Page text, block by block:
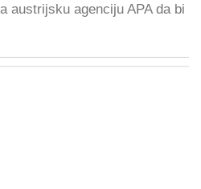
austrijsku agenciju APA da bi